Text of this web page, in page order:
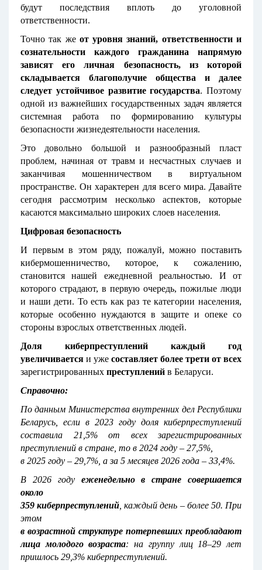
будут последствия вплоть до уголовной
ответственности.
Точно так же от уровня знаний, ответственности и
сознательности каждого гражданина напрямую
зависят его личная безопасность, из которой
складывается благополучие общества и далее
следует устойчивое развитие государства. Поэтому
одной из важнейших государственных задач является
системная работа по формированию культуры
безопасности жизнедеятельности населения.
Это довольно большой и разнообразный пласт
проблем, начиная от травм и несчастных случаев и
заканчивая мошенничеством в виртуальном
пространстве. Он характерен для всего мира. Давайте
сегодня рассмотрим несколько аспектов, которые
касаются максимально широких слоев населения.
Цифровая безопасность
И первым в этом ряду, пожалуй, можно поставить
кибермошенничество, которое, к сожалению,
становится нашей ежедневной реальностью. И от
которого страдают, в первую очередь, пожилые люди
и наши дети. То есть как раз те категории населения,
которые особенно нуждаются в защите и опеке со
стороны взрослых ответственных людей.
Доля киберпреступлений каждый год
увеличивается и уже составляет более трети от всех
зарегистрированных преступлений в Беларуси.
Справочно:
По данным Министерства внутренних дел Республики
Беларусь, если в 2023 году доля киберпреступлений
составила 21,5% от всех зарегистрированных
преступлений в стране, то в 2024 году – 27,5%,
в 2025 году – 29,7%, а за 5 месяцев 2026 года – 33,4%.
В 2026 году еженедельно в стране совершается
около
359 киберпреступлений , каждый день – более 50. При
этом
в возрастной структуре потерпевших преобладают
лица молодого возраста: на группу лиц 18–29 лет
пришлось 29,3% киберпреступлений.